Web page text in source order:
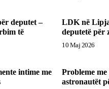
deputet –
të
LDK në
deputetë për
10 Maj 2026
intime me
Probleme
astronautët